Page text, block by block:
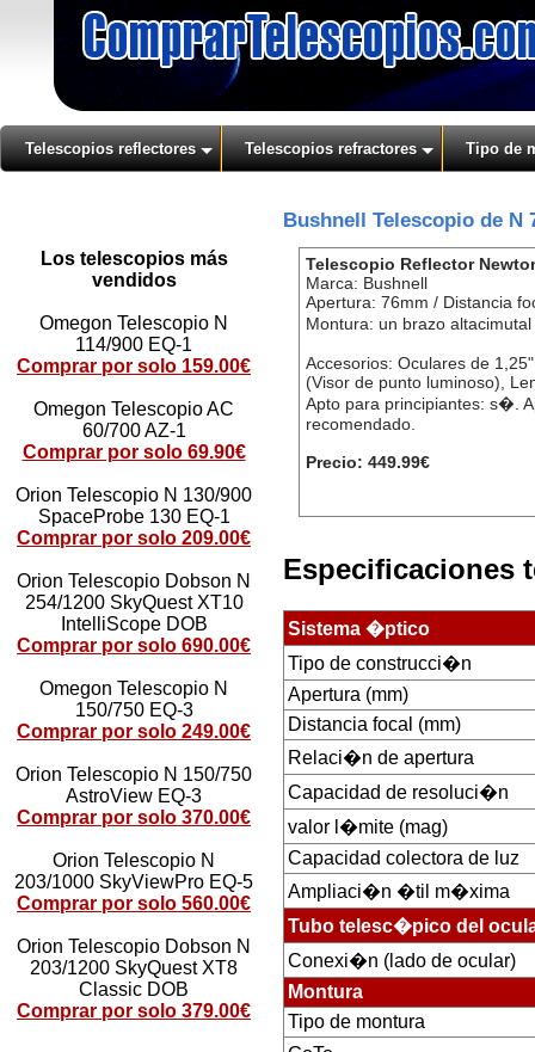
Telescopios reflectores Telescopios refractores Tipo de
Los telescopios más
vendidos
Omegon Telescopio N
114/900 EQ-1
Comprar por solo 159.00€
Omegon Telescopio AC
60/700 AZ-1
Comprar por solo 69.90€
Orion Telescopio N 130/900
SpaceProbe 130 EQ-1
Comprar por solo 209.00€
Orion Telescopio Dobson N
254/1200 SkyQuest XT10
IntelliScope DOB
Comprar por solo 690.00€
Omegon Telescopio N
150/750 EQ-3
Comprar por solo 249.00€
Orion Telescopio N 150/750
AstroView EQ-3
Comprar por solo 370.00€
Orion Telescopio N
203/1000 SkyViewPro EQ-5
Comprar por solo 560.00€
Orion Telescopio Dobson N
203/1200 SkyQuest XT8
Classic DOB
Comprar por solo 379.00€
Bushnell Telescopio de N
Telescopio Reflector
Marca: Bushnell
Apertura: 76mm / Distancia
Montura: un brazo
Accesorios: Oculares de
(Visor de punto luminoso),
Apto para principiantes: s�.
recomendado.
Precio: 449.99€
Especificaciones
Sistema �ptico
Tipo de construcci�n
Apertura (mm)
Distancia focal (mm)
Relaci�n de apertura
Capacidad de resoluci�n
valor l�mite (mag)
Capacidad colectora de luz
Ampliaci�n �til m�xima
Tubo telesc�pico del
Conexi�n (lado de ocular)
Montura
Tipo de montura